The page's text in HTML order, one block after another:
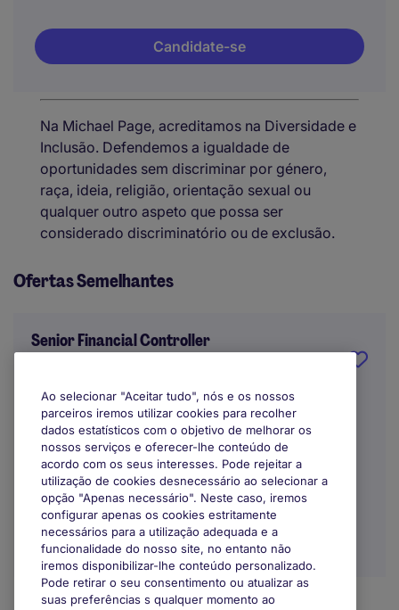
Candidate-se
Na Michael Page, acreditamos na Diversidade e
Inclusão. Defendemos a igualdade de
oportunidades sem discriminar por género,
raça, ideia, religião, orientação sexual ou
qualquer outro aspeto que possa ser
considerado discriminatório ou de exclusão.
Ofertas Semelhantes
Senior Financial Controller
Lisbon
Indefinido
EUR45.000 - EUR46.000 por ano
Ao selecionar "Aceitar tudo", nós e os nossos
parceiros iremos utilizar cookies para recolher
dados estatísticos com o objetivo de melhorar os
nossos serviços e oferecer-lhe conteúdo de
acordo com os seus interesses. Pode rejeitar a
utilização de cookies desnecessário ao selecionar a
opção "Apenas necessário". Neste caso, iremos
configurar apenas os cookies estritamente
necessários para a utilização adequada e a
funcionalidade do nosso site, no entanto não
iremos disponibilizar-lhe conteúdo personalizado.
Pode retirar o seu consentimento ou atualizar as
suas preferências s qualquer momento ao